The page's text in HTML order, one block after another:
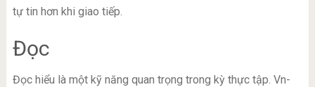
tự tin hơn khi giao tiếp.
Đọc
Đọc hiểu là một kỹ năng quan trọng trong kỳ thực tập. Vn-